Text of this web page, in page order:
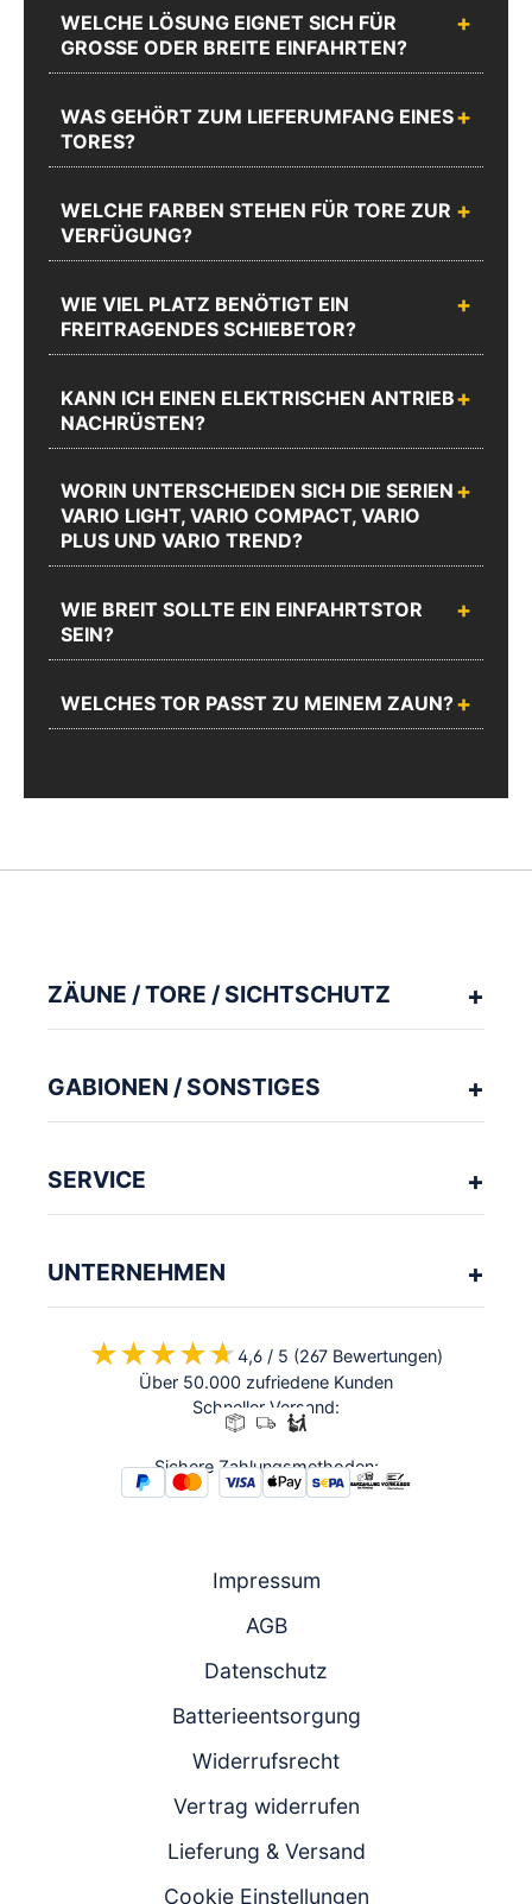
uns
Unseren
Support
erreichen Sie
17:00 und
Fr.: 08:00 -
16:00
Zum
uns an
02335
Mo.-Do.:
17:00 und
Fr.: 08:00 -
16:00
Anrufen
Schreiben Sie uns
WELCHE LÖSUNG EIGNET SICH FÜR
GROSSE ODER BREITE EINFAHRTEN?
WAS GEHÖRT ZUM LIEFERUMFANG EINES
TORES?
WELCHE FARBEN STEHEN FÜR TORE ZUR
VERFÜGUNG?
WIE VIEL PLATZ BENÖTIGT EIN
FREITRAGENDES SCHIEBETOR?
KANN ICH EINEN ELEKTRISCHEN ANTRIEB
NACHRÜSTEN?
WORIN UNTERSCHEIDEN SICH DIE SERIEN
VARIO LIGHT, VARIO COMPACT, VARIO
PLUS UND VARIO TREND?
WIE BREIT SOLLTE EIN EINFAHRTSTOR
SEIN?
WELCHES TOR PASST ZU MEINEM ZAUN?
ZÄUNE / TORE / SICHTSCHUTZ
GABIONEN / SONSTIGES
SERVICE
UNTERNEHMEN
★★★★★
★★★★★4,6 / 5 (267 Bewertungen)
Über 50.000 zufriedene Kunden
Schneller Versand:
Sichere Zahlungsmethoden:
Impressum
AGB
Datenschutz
Batterieentsorgung
Widerrufsrecht
Vertrag widerrufen
Lieferung & Versand
Cookie Einstellungen